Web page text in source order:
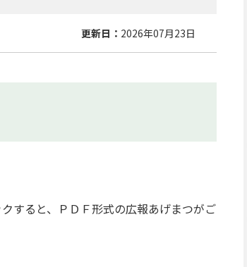
更新日： 2026年07月23日
すると、ＰＤＦ形式の広報あげまつがご